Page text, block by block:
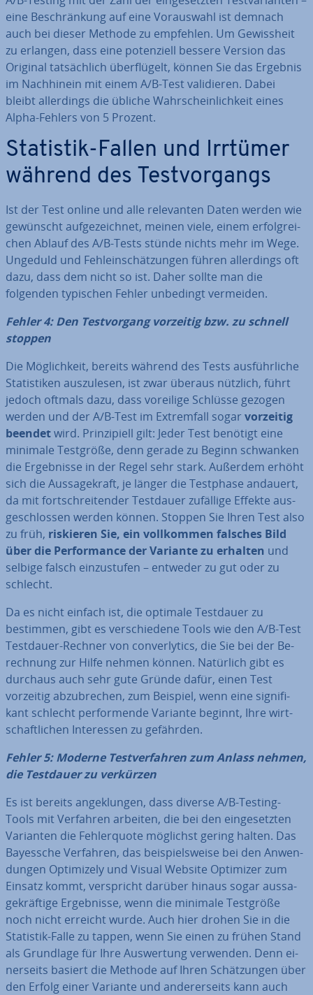
eine Be­schrän­kung auf eine Vor­auswahl ist demnach
auch bei dieser Methode zu empfehlen. Um Ge­wiss­heit
zu erlangen, dass eine po­ten­zi­ell bessere Version das
Original tat­säch­lich über­flü­gelt, können Sie das Ergebnis
im Nach­hin­ein mit einem A/B-Test va­li­die­ren. Dabei
bleibt al­ler­dings die übliche Wahr­schein­lich­keit eines
Alpha-Fehlers von 5 Prozent.
Statistik-Fallen und Irrtümer
während des Test­vor­gangs
Ist der Test online und alle re­le­van­ten Daten werden wie
gewünscht auf­ge­zeich­net, meinen viele, einem er­folg­rei­
chen Ablauf des A/B-Tests stünde nichts mehr im Wege.
Ungeduld und Fehl­ein­schät­zun­gen führen al­ler­dings oft
dazu, dass dem nicht so ist. Daher sollte man die
folgenden typischen Fehler unbedingt vermeiden.
Fehler 4: Den Test­vor­gang vorzeitig bzw. zu schnell
stoppen
Die Mög­lich­keit, bereits während des Tests aus­führ­li­che
Sta­tis­ti­ken aus­zu­le­sen, ist zwar überaus nützlich, führt
jedoch oftmals dazu, dass voreilige Schlüsse gezogen
werden und der A/B-Test im Ex­trem­fall sogar vorzeitig
beendetwird. Prin­zi­pi­ell gilt: Jeder Test benötigt eine
minimale Testgröße, denn gerade zu Beginn schwanken
die Er­geb­nis­se in der Regel sehr stark. Außerdem erhöht
sich die Aus­sa­ge­kraft, je länger die Testphase andauert,
da mit fort­schrei­ten­der Testdauer zufällige Effekte aus­
ge­schlos­sen werden können. Stoppen Sie Ihren Test also
zu früh, riskieren Sie, ein voll­kom­men falsches Bild
über die Per­for­mance der Variante zu erhalten und
selbige falsch ein­zu­stu­fen – entweder zu gut oder zu
schlecht.
Da es nicht einfach ist, die optimale Testdauer zu
bestimmen, gibt es ver­schie­de­ne Tools wie den A/B-Test
Testdauer-Rechner von con­ver­ly­tics, die Sie bei der Be­
rech­nung zur Hilfe nehmen können. Natürlich gibt es
durchaus auch sehr gute Gründe dafür, einen Test
vorzeitig ab­zu­bre­chen, zum Beispiel, wenn eine si­gni­fi­
kant schlecht per­for­men­de Variante beginnt, Ihre wirt­
schaft­li­chen In­ter­es­sen zu gefährden.
Fehler 5: Moderne Test­ver­fah­ren zum Anlass nehmen,
die Testdauer zu verkürzen
Es ist bereits an­ge­klun­gen, dass diverse A/B-Testing-
Tools mit Verfahren arbeiten, die bei den ein­ge­setz­ten
Varianten die Feh­ler­quo­te möglichst gering halten. Das
Bayessche Verfahren, das bei­spiels­wei­se bei den An­wen­
dun­gen Op­ti­mi­ze­ly und Visual Website Optimizer zum
Einsatz kommt, ver­spricht darüber hinaus sogar aus­sa­
ge­kräf­ti­ge Er­geb­nis­se, wenn die minimale Testgröße
noch nicht erreicht wurde. Auch hier drohen Sie in die
Statistik-Falle zu tappen, wenn Sie einen zu frühen Stand
als Grundlage für Ihre Aus­wer­tung verwenden. Denn ei­
ner­seits basiert die Methode auf Ihren Schät­zun­gen über
den Erfolg einer Variante und an­de­rer­seits kann auch